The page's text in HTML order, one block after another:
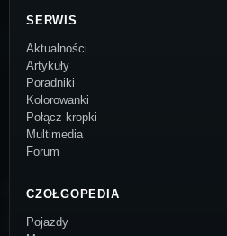
SERWIS
Aktualności
Artykuły
Poradniki
Kolorowanki
Połącz kropki
Multimedia
Forum
CZOŁGOPEDIA
Pojazdy